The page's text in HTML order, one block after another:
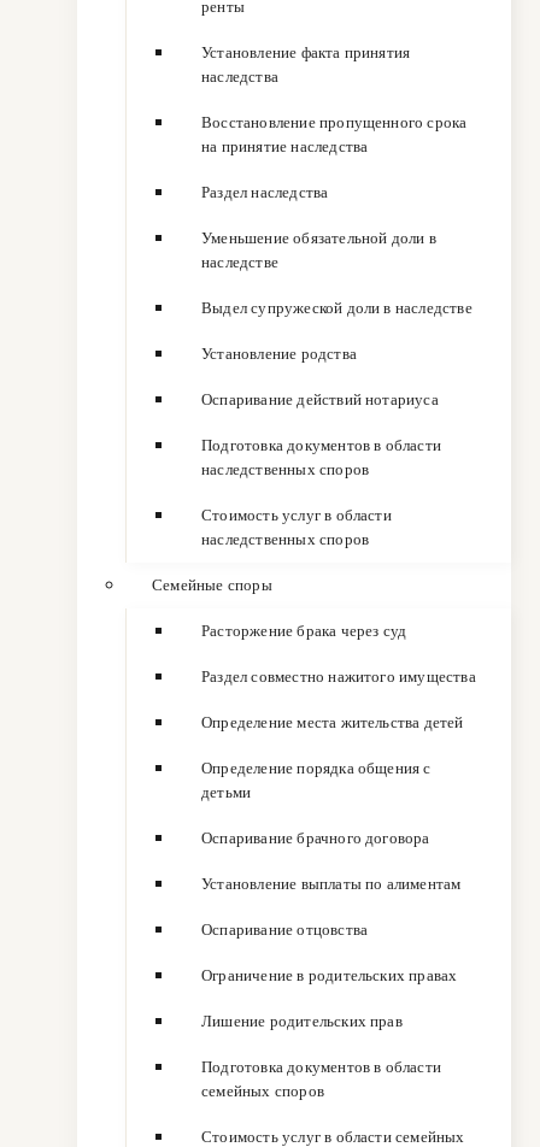
ренты
Установление факта принятия
наследства
Восстановление пропущенного срока
на принятие наследства
Раздел наследства
Уменьшение обязательной доли в
наследстве
Выдел супружеской доли в наследстве
Установление родства
Оспаривание действий нотариуса
Подготовка документов в области
наследственных споров
Стоимость услуг в области
наследственных споров
Семейные споры
Расторжение брака через суд
Раздел совместно нажитого имущества
Определение места жительства детей
Определение порядка общения с
детьми
Оспаривание брачного договора
Установление выплаты по алиментам
Оспаривание отцовства
Ограничение в родительских правах
Лишение родительских прав
Подготовка документов в области
семейных споров
Стоимость услуг в области семейных